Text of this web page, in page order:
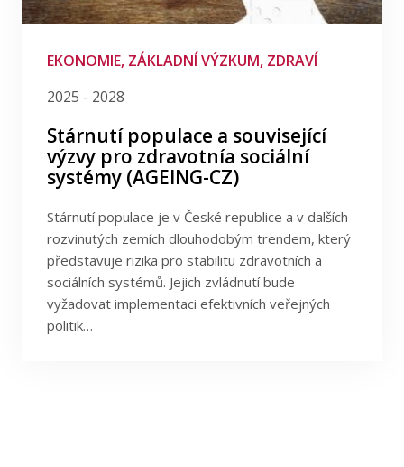
Lidé
FSV UK
EKONOMIE, ZÁKLADNÍ VÝZKUM, ZDRAVÍ
2025 - 2028
Stárnutí populace a související
výzvy pro zdravotnía sociální
systémy (AGEING-CZ)
Stárnutí populace je v České republice a v dalších
rozvinutých zemích dlouhodobým trendem, který
představuje rizika pro stabilitu zdravotních a
sociálních systémů. Jejich zvládnutí bude
vyžadovat implementaci efektivních veřejných
politik…
Filtrova podle programu